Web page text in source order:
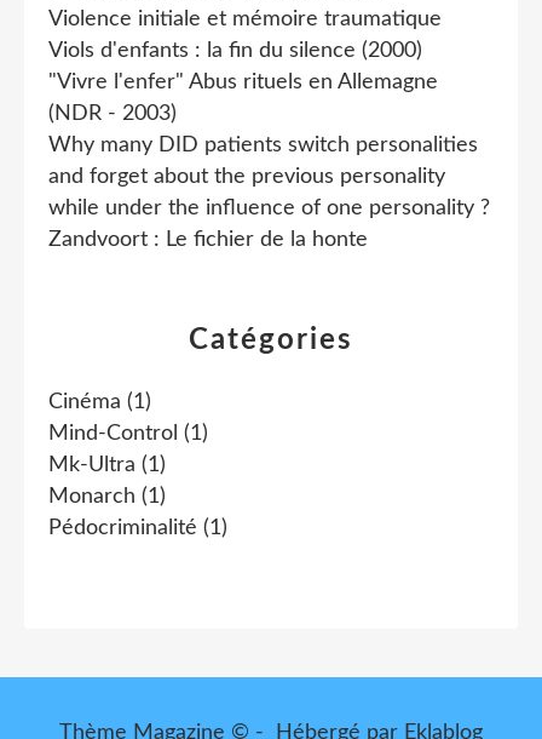
Catégories
Cinéma (1)
Mind-Control (1)
Mk-Ultra (1)
Monarch (1)
Pédocriminalité (1)
Violence initiale et mémoire traumatique
Viols d'enfants : la fin du silence (2000)
"Vivre l'enfer" Abus rituels en Allemagne
(NDR - 2003)
Why many DID patients switch personalities
and forget about the previous personality
while under the influence of one personality ?
Zandvoort : Le fichier de la honte
Thème Magazine © - Hébergé par Eklablog